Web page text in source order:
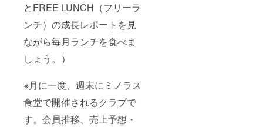
とFREE LUNCH（フリーラ
ンチ）の成長レポートを見
ながら毎月ランチを食べま
しょう。）
※月に一度、週末にミノラス
食堂で開催されるクラブで
す。会員推移、売上予想・